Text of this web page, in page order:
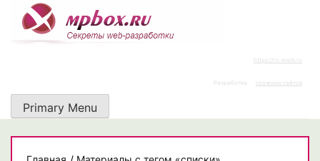
content
https://rz-work.ru
Разработка сложных сайтов
Primary Menu